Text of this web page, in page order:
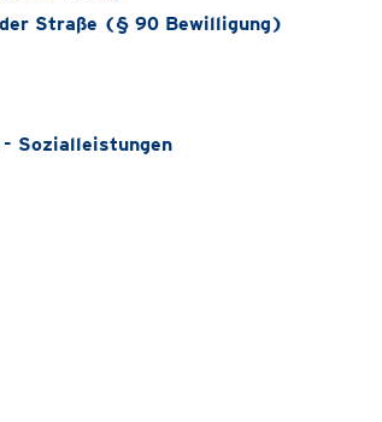
Straße (§ 90 Bewilligung)
- Sozialleistungen